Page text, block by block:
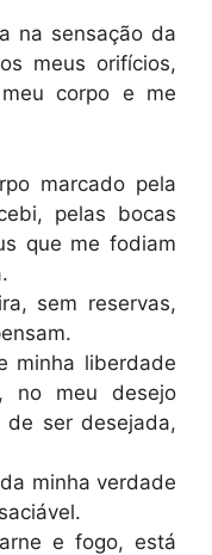
na sensação da
meus orifícios,
corpo e me
marcado pela
pelas bocas
que me fodiam
sem reservas,
minha liberdade
no meu desejo
de ser desejada,
minha verdade
e fogo, está